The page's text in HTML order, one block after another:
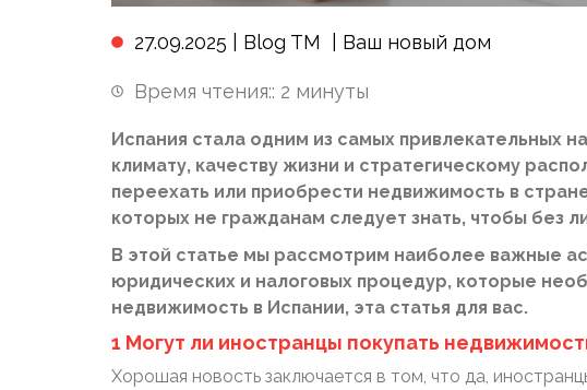
27.09.2025 | Blog TM Ваш новый дом
Время чтения:: 2 минуты
Испания стала одним из самых привлекательных
климату, качеству жизни и стратегическому
переехать или приобрести недвижимость в
которых не гражданам следует знать, чтобы без
В этой статье мы рассмотрим наиболее важные
юридических и налоговых процедур, которые
недвижимость в Испании, эта статья для вас.
1 Могут ли иностранцы покупать
Хорошая новость заключается в том, что да,